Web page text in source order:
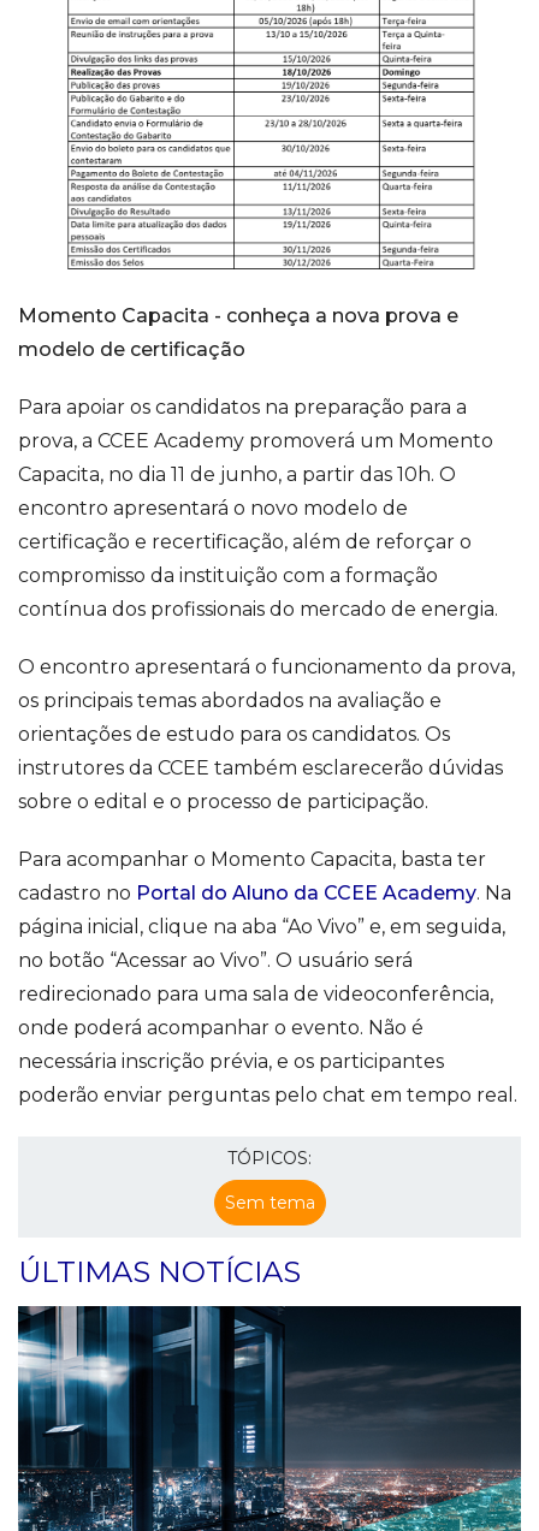
Momento Capacita - conheça a nova prova e
modelo de certificação
Para apoiar os candidatos na preparação para a
prova, a CCEE Academy promoverá um Momento
Capacita, no dia 11 de junho, a partir das 10h. O
encontro apresentará o novo modelo de
certificação e recertificação, além de reforçar o
compromisso da instituição com a formação
contínua dos profissionais do mercado de energia.
O encontro apresentará o funcionamento da prova,
os principais temas abordados na avaliação e
orientações de estudo para os candidatos. Os
instrutores da CCEE também esclarecerão dúvidas
sobre o edital e o processo de participação.
Para acompanhar o Momento Capacita, basta ter
cadastro no Portal do Aluno da CCEE Academy. Na
página inicial, clique na aba “Ao Vivo” e, em seguida,
no botão “Acessar ao Vivo”. O usuário será
redirecionado para uma sala de videoconferência,
onde poderá acompanhar o evento. Não é
necessária inscrição prévia, e os participantes
poderão enviar perguntas pelo chat em tempo real.
TÓPICOS:
Sem tema
ÚLTIMAS NOTÍCIAS